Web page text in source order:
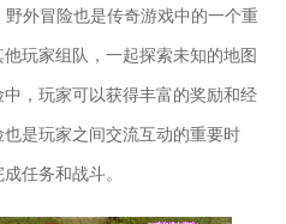
外冒险也是传奇游戏中的一个重
玩家组队，一起探索未知的地图
，玩家可以获得丰富的奖励和经
是玩家之间交流互动的重要时
任务和战斗。